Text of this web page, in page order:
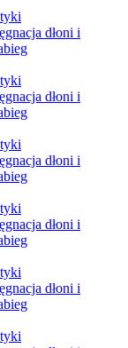
dłoni i
dłoni i
dłoni i
dłoni i
dłoni i